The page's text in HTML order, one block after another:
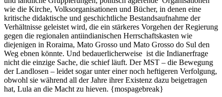
wie die Kirche, Volksorganisationen und Bücher, in denen eine
kritische didaktische und geschichtliche Bestandsaufnahme der
Verhältnisse geleistet wird, die ein stärkeres Vorgehen der Regierung
gegen die regionalen antiindianischen Herrschaftskasten wie
diejenigen in Roraima, Mato Grosso und Mato Grosso do Sul den
Weg ebnen könnte. Und bedauerlicherweise ist die Indianerfrage
nicht die einzige Sache, die schief läuft. Der MST – die Bewegung
der Landlosen – leidet sogar unter einer noch heftigeren Verfolgung,
obwohl sie während all der Jahre ihrer Existenz dazu beigetragen
hat, Lula an die Macht zu hieven. {mospagebreak}